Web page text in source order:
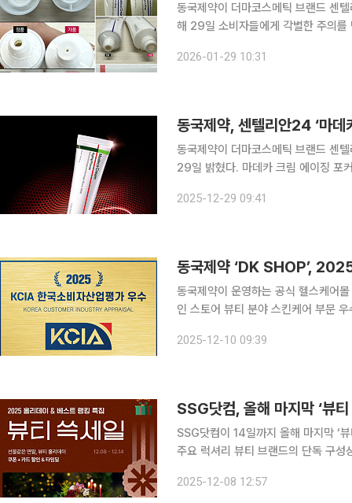
동국제약이 더마코스메틱 브랜드 센
해 29일 소비자들에게 각별한 주의를 당부했다. 동국제약은 최근 일부 오픈
스킨 포뮬러 △더 마데카 크림 △멜라
2026-01-29 10:31
동국제약, 센텔리안24 ‘마데
동국제약이 더마코스메틱 브랜드 센
29일 밝혔다. 마데카 크림 에이징 포커스는 2015년 출시 이후 10년 동안 누적판매량 8500만 개
번 신제품은 안티에이징부터 스킨 롱
2025-12-29 09:41
동국제약 ‘DK SHOP’,
동국제약이 운영하는 공식 헬스케어
인 스토어 뷰티 분야 스킨케어 부문 우수업체로 선
응대, 전반적 평가 등 항목별 기준에
2025-12-10 09:39
SSG닷컴, 올해 마지막 ‘뷰티
SSG닷컴이 14일까지 올해 마지막 ‘뷰티 쓱세일’을 개최한
주요 럭셔리 뷰티 브랜드의 단독 구성
크림(75ml) ▷숨37 시크릿 에센스
2025-12-08 12:57